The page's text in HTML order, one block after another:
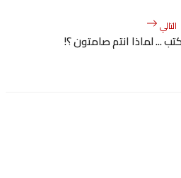
انتم صامتون ؟!